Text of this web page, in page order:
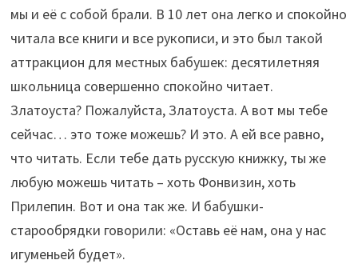
мы и её с собой брали. В 10 лет она легко и спокойно
читала все книги и все рукописи, и это был такой
аттракцион для местных бабушек: десятилетняя
школьница совершенно спокойно читает.
Златоуста? Пожалуйста, Златоуста. А вот мы тебе
сейчас… это тоже можешь? И это. А ей все равно,
что читать. Если тебе дать русскую книжку, ты же
любую можешь читать – хоть Фонвизин, хоть
Прилепин. Вот и она так же. И бабушки-
старообрядки говорили: «Оставь её нам, она у нас
игуменьей будет».